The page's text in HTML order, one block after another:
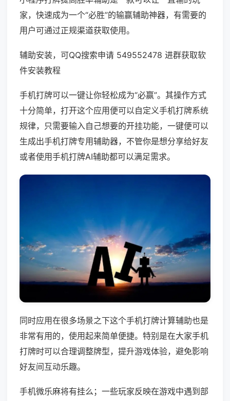
家，快速成为一个“必胜”的输赢辅助神器，有需要的
用户可通过正规渠道获取使用。
辅助安装，可QQ搜索申请 549552478 进群获取软
件安装教程
手机打牌可以一键让你轻松成为“必赢”。其操作方式
十分简单，打开这个应用便可以自定义手机打牌系统
规律，只需要输入自己想要的开挂功能，一键便可以
生成出手机打牌专用辅助器，不管你是想分享给好友
或者使用手机打牌AI辅助都可以满足需求。
同时应用在很多场景之下这个手机打牌计算辅助也是
非常有用的，使用起来简单便捷。特别是在大家手机
打牌时可以合理调整牌型，提升游戏体验，避免影响
好友间互动乐趣。
手机微乐麻将有挂么；一些玩家反映在游戏中遇到部